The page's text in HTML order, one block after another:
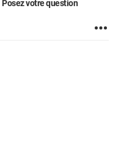
Posez votre question